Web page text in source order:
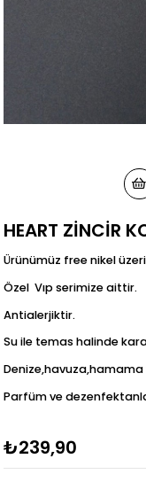
HEART ZİNCİR
Ürünümüz free nikel
Özel Vıp serimize aittir.
Antialerjiktir.
Su ile temas halinde
Denize,havuza,hamama
Parfüm ve
₺239,90